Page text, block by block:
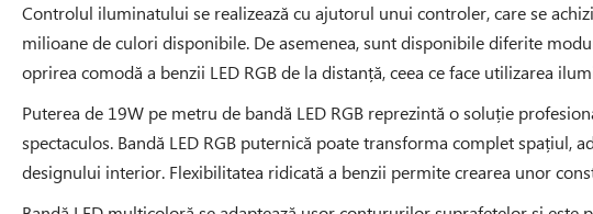
Controlul iluminatului se realizează cu ajutorul unui controler, care se
milioane de culori disponibile. De asemenea, sunt disponibile diferite
oprirea comodă a benzii LED RGB de la distanță, ceea ce face utilizarea
Puterea de 19W pe metru de bandă LED RGB reprezintă o soluție
spectaculos. Bandă LED RGB puternică poate transforma complet
designului interior. Flexibilitatea ridicată a benzii permite crearea unor